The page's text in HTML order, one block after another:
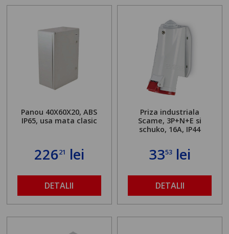
Panou 40X60X20, ABS
IP65, usa mata clasic
22621 lei
DETALII
Priza industriala
Scame, 3P+N+E si
schuko, 16A, IP44
3353 lei
DETALII